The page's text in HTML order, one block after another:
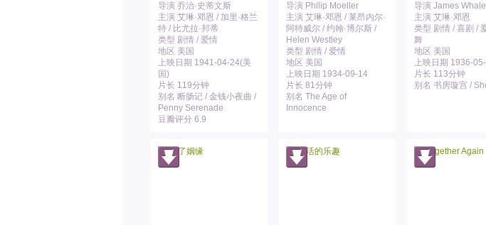
导演 乔治·史蒂文斯
主演 艾琳·邓恩 / 加里·格兰
特 / 比尤拉·邦蒂
类型 剧情 / 爱情
地区 美国
上映日期 1941-04-24(美
国)
片长 119分钟
别名 断肠记 / 金钱小夜曲 /
Penny Serenade
豆瓣评分 6.9
导演 Philip Moeller
主演 艾琳·邓恩 / 莱昂内尔·
阿特威尔 / 约翰·博尔斯 /
Helen Westley
类型 剧情 / 爱情
地区 美国
上映日期 1934-09-14
片长 81分钟
别名 The Age of
Innocence
导演 James Whale
主演 艾琳·邓恩
类型 剧情 / 喜剧 /
舞
地区 美国
上映日期 1936-
片长 113分钟
别名 书房璇宫 /